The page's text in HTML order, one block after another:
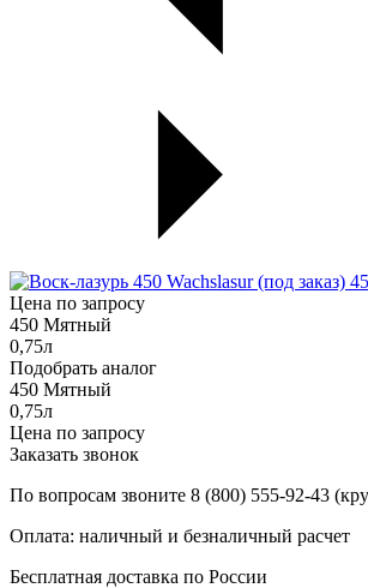
Цена по запросу
450 Мятный
0,75л
Подобрать аналог
450 Мятный
0,75л
Цена по запросу
Заказать звонок
По вопросам звоните 8 (800) 555-92-43
Оплата: наличный и безналичный расчет
Бесплатная доставка по России